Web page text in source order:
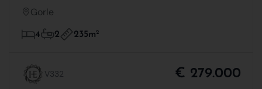
Gorle
4 2 235m2
V332 € 279.000